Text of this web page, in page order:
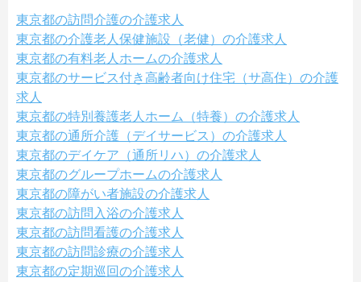
東京都の訪問介護の介護求人
東京都の介護老人保健施設（老健）の介護求人
東京都の有料老人ホームの介護求人
東京都のサービス付き高齢者向け住宅（サ高住）の介護
求人
東京都の特別養護老人ホーム（特養）の介護求人
東京都の通所介護（デイサービス）の介護求人
東京都のデイケア（通所リハ）の介護求人
東京都のグループホームの介護求人
東京都の障がい者施設の介護求人
東京都の訪問入浴の介護求人
東京都の訪問看護の介護求人
東京都の訪問診療の介護求人
東京都の定期巡回の介護求人